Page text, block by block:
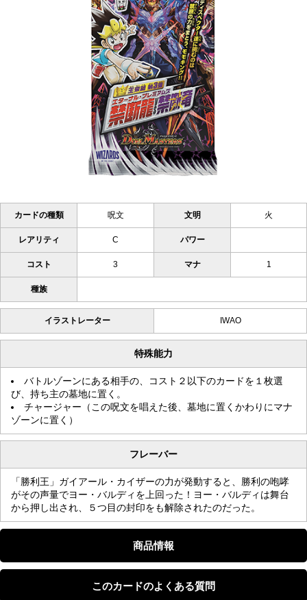
カードの種類 呪文 文明 火
レアリティ C パワー
コスト 3 マナ 1
種族
イラストレーター IWAO
特殊能力
バトルゾーンにある相手の、コスト２以下のカードを１枚選
び、持ち主の墓地に置く。
チャージャー（この呪文を唱えた後、墓地に置くかわりにマナ
ゾーンに置く）
フレーバー
「勝利王」ガイアール・カイザーの力が発動すると、勝利の咆哮
がその声量でヨー・バルディを上回った！ヨー・バルディは舞台
から押し出され、５つ目の封印をも解除されたのだった。
商品情報
このカードのよくある質問